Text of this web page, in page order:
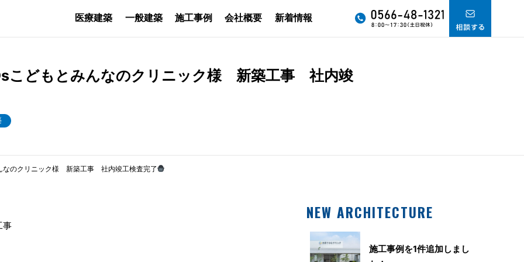
医療建築 一般建築 施工事例 会社概要 新着情報
こどもとみんなのクリニック様 新築工事 社内竣
なのクリニック様 新築工事 社内竣工検査完了
事
NEW ARCHITECTURE
施工事例を1件追加しまし